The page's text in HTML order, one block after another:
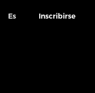
Es Inscribirse